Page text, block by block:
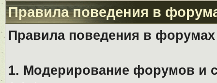
Правила поведения в
Правила поведения в
1. Модерирование форумов и